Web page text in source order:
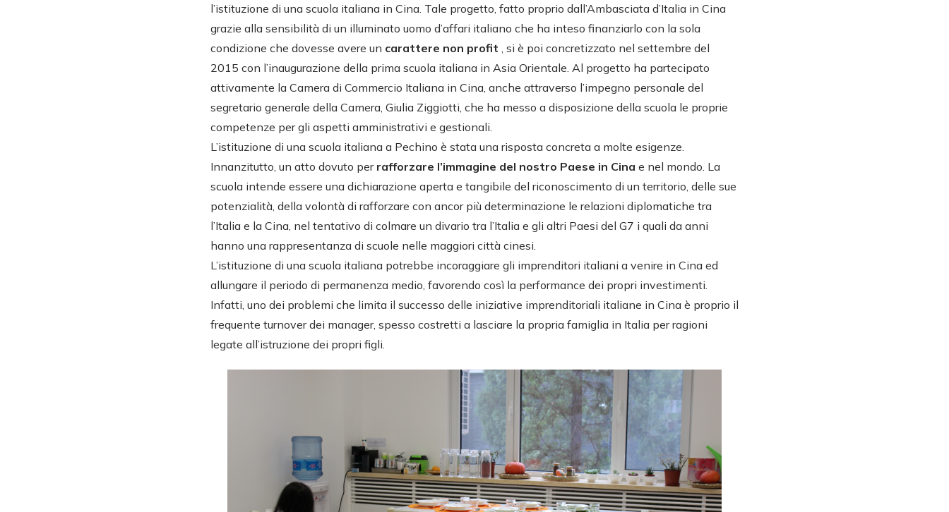
l’istituzione di una scuola italiana in Cina. Tale progetto, fatto proprio dall’Ambasciata d’Italia in Cina
grazie alla sensibilità di un illuminato uomo d’affari italiano che ha inteso finanziarlo con la sola
condizione che dovesse avere un carattere non profit , si è poi concretizzato nel settembre del
2015 con l’inaugurazione della prima scuola italiana in Asia Orientale. Al progetto ha partecipato
attivamente la Camera di Commercio Italiana in Cina, anche attraverso l’impegno personale del
segretario generale della Camera, Giulia Ziggiotti, che ha messo a disposizione della scuola le proprie
competenze per gli aspetti amministrativi e gestionali.
L’istituzione di una scuola italiana a Pechino è stata una risposta concreta a molte esigenze.
Innanzitutto, un atto dovuto per rafforzare l’immagine del nostro Paese in Cina e nel mondo. La
scuola intende essere una dichiarazione aperta e tangibile del riconoscimento di un territorio, delle sue
potenzialità, della volontà di rafforzare con ancor più determinazione le relazioni diplomatiche tra
l’Italia e la Cina, nel tentativo di colmare un divario tra l’Italia e gli altri Paesi del G7 i quali da anni
hanno una rappresentanza di scuole nelle maggiori città cinesi.
L’istituzione di una scuola italiana potrebbe incoraggiare gli imprenditori italiani a venire in Cina ed
allungare il periodo di permanenza medio, favorendo così la performance dei propri investimenti.
Infatti, uno dei problemi che limita il successo delle iniziative imprenditoriali italiane in Cina è proprio il
frequente turnover dei manager, spesso costretti a lasciare la propria famiglia in Italia per ragioni
legate all’istruzione dei propri figli.